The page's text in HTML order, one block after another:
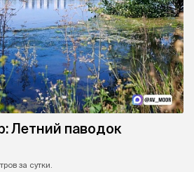
Летний паводок
за сутки.